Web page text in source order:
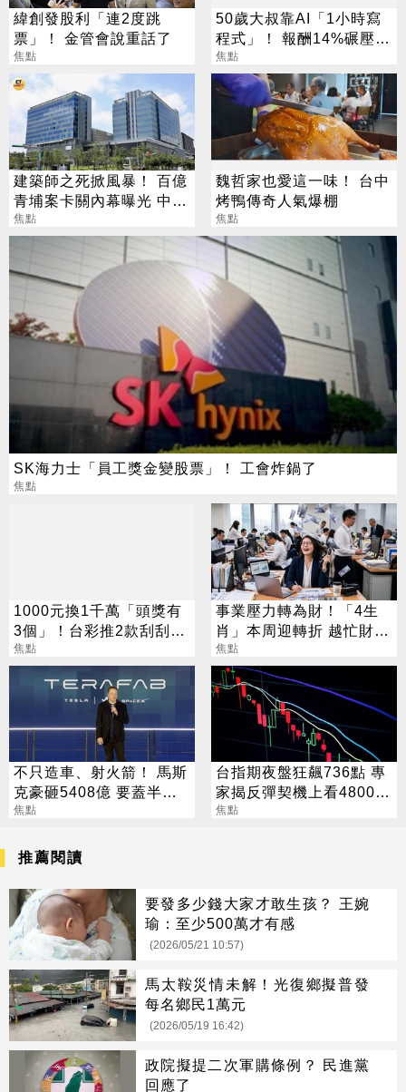
緯創發股利「連2度跳
票」！ 金管會說重話了
焦點
50歲大叔靠AI「1小時寫
程式」！ 報酬14%碾壓標
普 直接辭職去炒股
焦點
建築師之死掀風暴！ 百億
青埔案卡關內幕曝光 中
央、地方互踢皮球
焦點
魏哲家也愛這一味！ 台中
烤鴨傳奇人氣爆棚
焦點
SK海力士「員工獎金變股票」！ 工會炸鍋了
焦點
1000元換1千萬「頭獎有
3個」！台彩推2款刮刮樂
總獎金逾33億
焦點
事業壓力轉為財！「4生
肖」本周迎轉折 越忙財運
越旺
焦點
不只造車、射火箭！ 馬斯
克豪砸5408億 要蓋半導
體園區
焦點
台指期夜盤狂飆736點 專
家揭反彈契機上看48000
點
焦點
推薦閱讀
要發多少錢大家才敢生孩？ 王婉
瑜：至少500萬才有感
(2026/05/21 10:57)
馬太鞍災情未解！光復鄉擬普發
每名鄉民1萬元
(2026/05/19 16:42)
政院擬提二次軍購條例？ 民進黨
回應了